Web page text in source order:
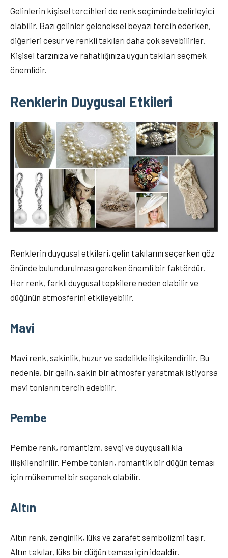
Gelinlerin kişisel tercihleri de renk seçiminde belirleyici
olabilir. Bazı gelinler geleneksel beyazı tercih ederken,
diğerleri cesur ve renkli takıları daha çok sevebilirler.
Kişisel tarzınıza ve rahatlığınıza uygun takıları seçmek
önemlidir.
Renklerin Duygusal Etkileri
Renklerin duygusal etkileri, gelin takılarını seçerken göz
önünde bulundurulması gereken önemli bir faktördür.
Her renk, farklı duygusal tepkilere neden olabilir ve
düğünün atmosferini etkileyebilir.
Mavi
Mavi renk, sakinlik, huzur ve sadelikle ilişkilendirilir. Bu
nedenle, bir gelin, sakin bir atmosfer yaratmak istiyorsa
mavi tonlarını tercih edebilir.
Pembe
Pembe renk, romantizm, sevgi ve duygusallıkla
ilişkilendirilir. Pembe tonları, romantik bir düğün teması
için mükemmel bir seçenek olabilir.
Altın
Altın renk, zenginlik, lüks ve zarafet sembolizmi taşır.
Altın takılar, lüks bir düğün teması için idealdir.